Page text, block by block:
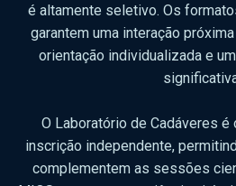
é altamente seletivo. Os
garantem uma interação
orientação individualizada e
O Laboratório de Cadáveres
inscrição independente,
complementem as sessões